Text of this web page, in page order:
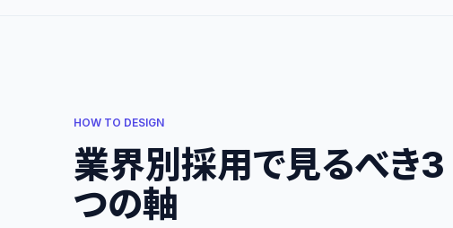
HOW TO DESIGN
業界別採用で見るべき3
つの軸